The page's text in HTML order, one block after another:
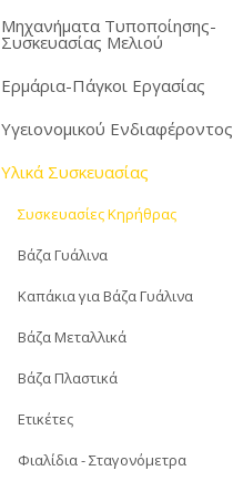
Μηχανήματα Τυποποίησης-
Συσκευασίας Μελιού
Ερμάρια-Πάγκοι Εργασίας
Υγειονομικού Ενδιαφέροντος
Υλικά Συσκευασίας
Συσκευασίες Κηρήθρας
Βάζα Γυάλινα
Καπάκια για Βάζα Γυάλινα
Βάζα Μεταλλικά
Βάζα Πλαστικά
Ετικέτες
Φιαλίδια - Σταγονόμετρα